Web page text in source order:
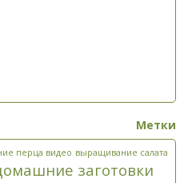
Метки
перца видео выращивание салата
заготовки